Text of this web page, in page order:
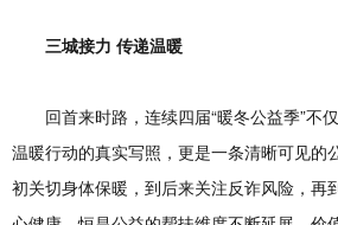
三城接力 传递温暖
回首来时路，连续四届“暖冬公益季”不
温暖行动的真实写照，更是一条清晰可见的
初关切身体保暖，到后来关注反诈风险，再